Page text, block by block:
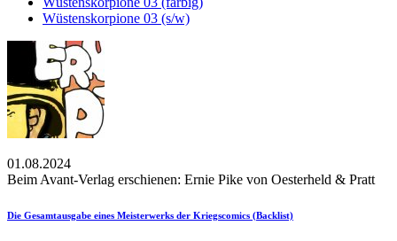
Wüstenskorpione 03 (s/w)
01.08.2024
Beim Avant-Verlag erschienen: Ernie Pike von Oesterheld & Pratt
Die Gesamtausgabe eines Meisterwerks der Kriegscomics (Backlist)